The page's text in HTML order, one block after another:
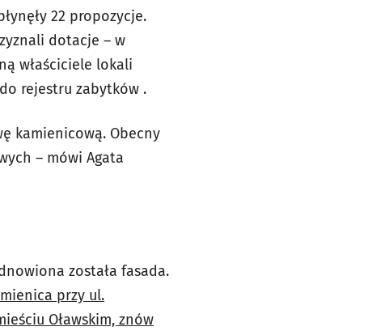
22 propozycje.
dotacje – w
właściciele lokali
rejestru zabytków .
kamienicową. Obecny
– mówi Agata
została fasada.
przy ul.
Oławskim, znów